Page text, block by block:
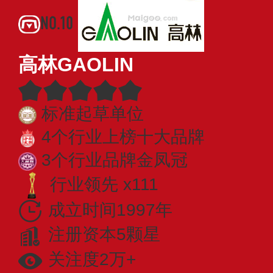
NO.10
高林GAOLIN
标准起草单位
4个行业上榜十大品牌
3个行业品牌金凤冠
行业领先 x111
成立时间1997年
注册资本5颗星
关注度2万+